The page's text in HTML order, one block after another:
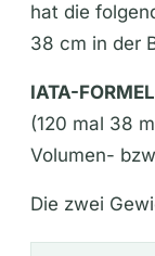
hat die
38 cm in der
IATA-
(120 mal 38
Volumen-
Die zwei